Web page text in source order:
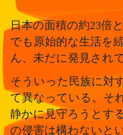
日本の面積の約23倍
でも原始的な生活を
ん、未だに発見され
そういった民族に対
て異なっている。そ
静かに見守ろうとす
の侵害は構わないと